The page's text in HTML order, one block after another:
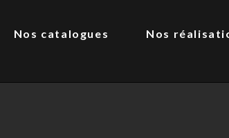
Nos catalogues Nos